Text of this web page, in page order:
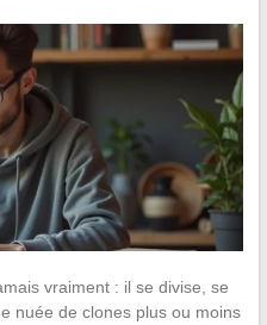
vraiment : il se divise, se
nuée de clones plus ou moins